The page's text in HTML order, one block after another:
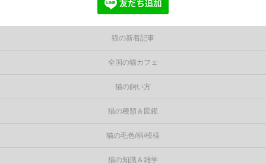
猫の新着記事
全国の猫カフェ
猫の飼い方
猫の種類＆図鑑
猫の毛色/柄/模様
猫の知識＆雑学